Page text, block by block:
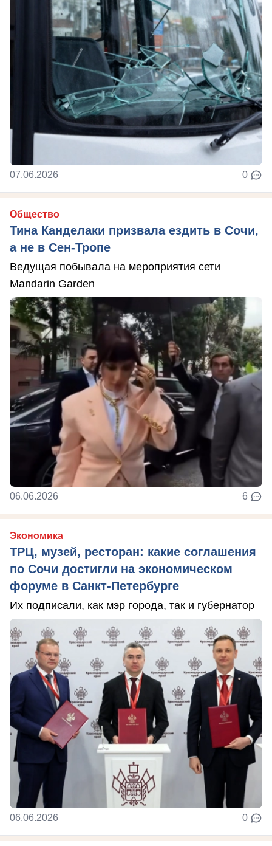
07.06.2026 0
Общество
Тина Канделаки призвала ездить в Сочи,
а не в Сен-Тропе
Ведущая побывала на мероприятия сети
Mandarin Garden
06.06.2026 6
Экономика
ТРЦ, музей, ресторан: какие соглашения
по Сочи достигли на экономическом
форуме в Санкт-Петербурге
Их подписали, как мэр города, так и губернатор
06.06.2026 0